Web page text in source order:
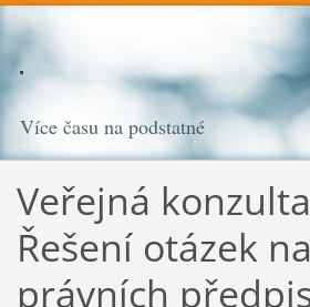
Více času na podstatné
Veřejná
Řešení otázek
právních